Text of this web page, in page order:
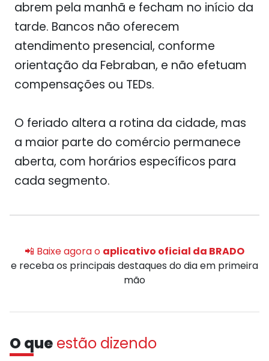
abrem pela manhã e fecham no início da
tarde. Bancos não oferecem
atendimento presencial, conforme
orientação da Febraban, e não efetuam
compensações ou TEDs.
O feriado altera a rotina da cidade, mas
a maior parte do comércio permanece
aberta, com horários específicos para
cada segmento.
📲 Baixe agora o aplicativo oficial da BRADO
e receba os principais destaques do dia em primeira
mão
O que estão dizendo